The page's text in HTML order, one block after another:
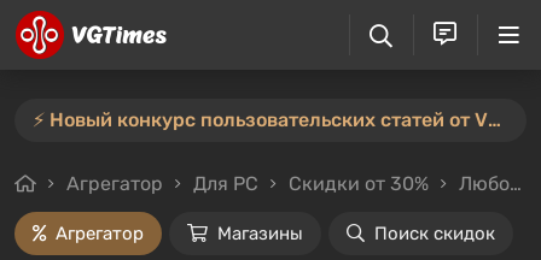
⚡️ Новый конкурс пользовательских статей от VGTimes — участвуйте тут ⚡️
Агрегатор Для PC Скидки от 30% Любой стоимости
Агрегатор Магазины Поиск скидок